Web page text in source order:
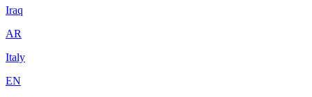
Iraq
AR
Italy
EN